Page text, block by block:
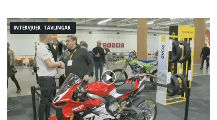
INTERVJUER TÄVLINGAR